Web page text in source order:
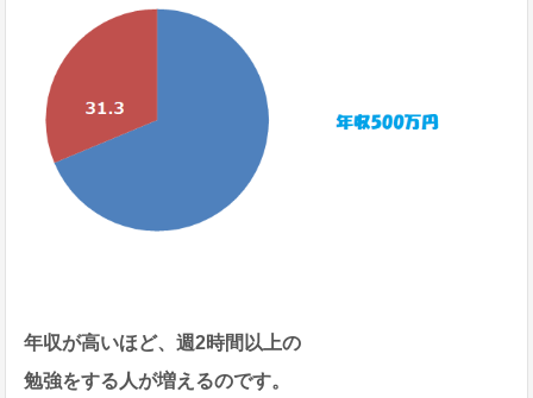
年収が高いほど、週2時間以上の
勉強をする人が増えるのです。